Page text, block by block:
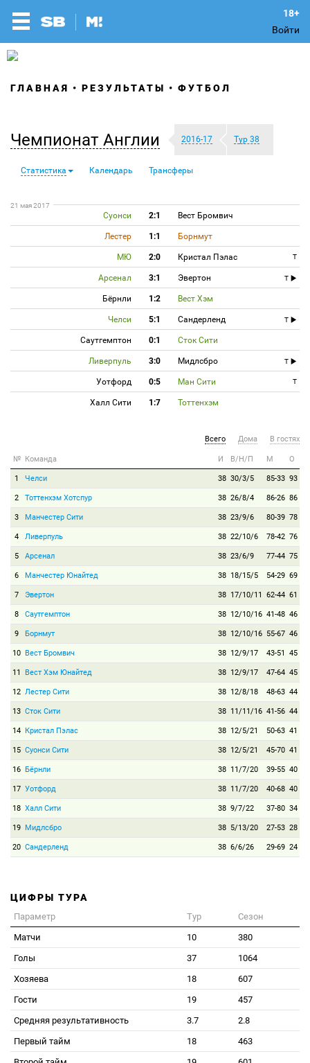
Войти
ГЛАВНАЯ РЕЗУЛЬТАТЫ ФУТБОЛ
Чемпионат Англии 2016-17 Тур 38
Статистика Календарь Трансферы
21 мая 2017
Суонси 2:1 Вест Бромвич
Лестер 1:1 Борнмут
МЮ 2:0 Кристал Пэлас T
Арсенал 3:1 Эвертон T
Бёрнли 1:2 Вест Хэм
Челси 5:1 Сандерленд T
Саутгемптон 0:1 Сток Сити
Ливерпуль 3:0 Мидлсбро T
Уотфорд 0:5 Ман Сити T
Халл Сити 1:7 Тоттенхэм
Всего Дома В гостях
№ Команда И В/Н/П М О
1 Челси 38 30/3/5 85-33 93
2 Тоттенхэм Хотспур 38 26/8/4 86-26 86
3 Манчестер Сити 38 23/9/6 80-39 78
4 Ливерпуль 38 22/10/6 78-42 76
5 Арсенал 38 23/6/9 77-44 75
6 Манчестер Юнайтед 38 18/15/5 54-29 69
7 Эвертон 38 17/10/11 62-44 61
8 Саутгемптон 38 12/10/16 41-48 46
9 Борнмут 38 12/10/16 55-67 46
10 Вест Бромвич 38 12/9/17 43-51 45
11 Вест Хэм Юнайтед 38 12/9/17 47-64 45
12 Лестер Сити 38 12/8/18 48-63 44
13 Сток Сити 38 11/11/16 41-56 44
14 Кристал Пэлас 38 12/5/21 50-63 41
15 Суонси Сити 38 12/5/21 45-70 41
16 Бёрнли 38 11/7/20 39-55 40
17 Уотфорд 38 11/7/20 40-68 40
18 Халл Сити 38 9/7/22 37-80 34
19 Мидлсбро 38 5/13/20 27-53 28
20 Сандерленд 38 6/6/26 29-69 24
ЦИФРЫ ТУРА
Параметр Тур
Сезон
Матчи
10
380
Голы
37
1064
Хозяева
18
607
Гости
19
457
Средняя результативность
3.7
2.8
Первый тайм
18
463